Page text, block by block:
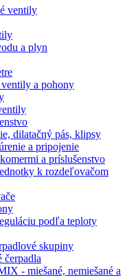
ventily
a plyn
a pohony
dilatačný pás, klipsy
a pripojenie
a príslušenstvo
k rozdeľovačom
podľa teploty
skupiny
čerpadla
- miešané, nemiešané a